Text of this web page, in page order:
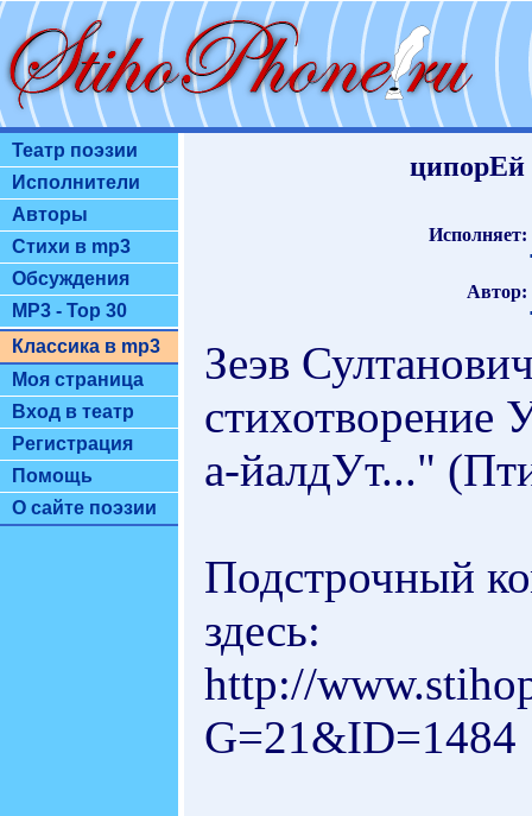
Театр поэзии
Исполнители
Авторы
Стихи в mp3
Обсуждения
MP3 - Top 30
Классика в mp3
Моя страница
Вход в театр
Регистрация
Помощь
О сайте поэзии
ципорЕй
Исполняет:
Автор:
Зеэв
стихотворение
а-йалдУт..."
Подстрочный
здесь:
http://
G=21&ID=1484